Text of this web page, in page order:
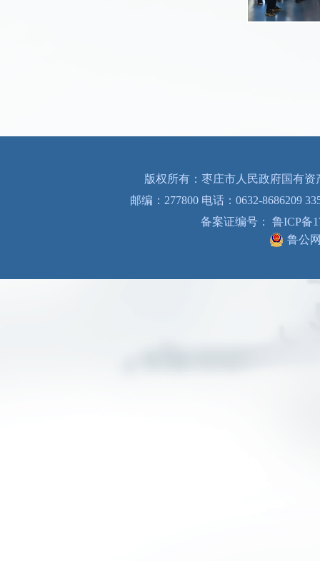
版权所有：枣庄市人民政府国有
邮编：277800 电话：0632-8686209
备案证编号： 鲁ICP备
鲁公